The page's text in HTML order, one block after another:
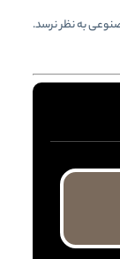
به نظر نرسد.